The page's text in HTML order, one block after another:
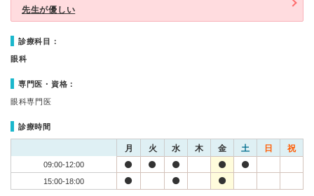
先生が優しい
診療科目：
眼科
専門医・資格：
眼科専門医
診療時間
月 火 水 木 金 土 日 祝
09:00-12:00
15:00-18:00